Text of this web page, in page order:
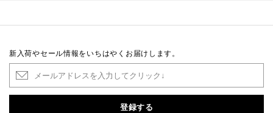
新入荷やセール情報をいちはやくお届けします。
登録する